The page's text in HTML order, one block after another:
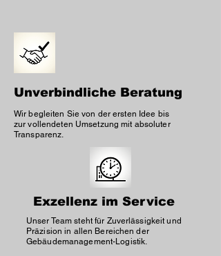
Unverbindliche Beratung
Wir begleiten Sie von der ersten Idee bis
zur vollendeten Umsetzung mit absoluter
Transparenz.
Exzellenz im Service
Unser Team steht für Zuverlässigkeit und
Präzision in allen Bereichen der
Gebäudemanagement-Logistik.